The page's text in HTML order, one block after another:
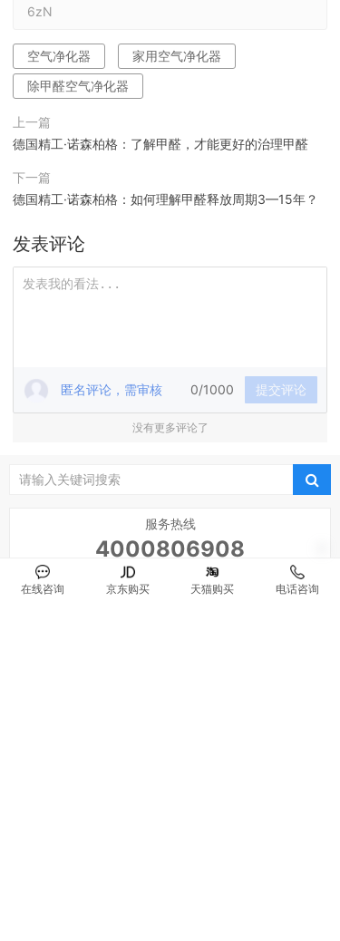
6zN
空气净化器
家用空气净化器
除甲醛空气净化器
上一篇
德国精工·诺森柏格：了解甲醛，才能更好的治理甲醛
下一篇
德国精工·诺森柏格：如何理解甲醛释放周期3—15年？
发表评论
匿名评论，需审核 0/1000 提交评论
没有更多评论了
服务热线
4000806908
在线咨询 京东购买 天猫购买 电话咨询